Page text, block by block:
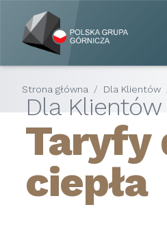
Strona główna / Dla Klientów
Dla Klientów
Taryfy
ciepła